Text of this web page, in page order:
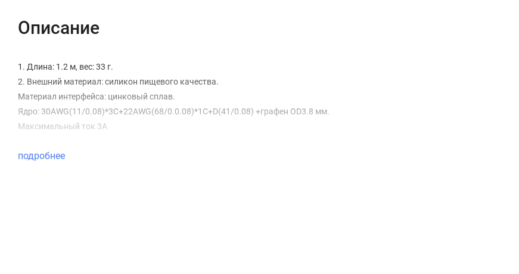
Описание
1. Длина: 1.2 м, вес: 33 г.
2. Внешний материал: силикон пищевого качества.
Материал интерфейса: цинковый сплав.
Ядро: 30AWG(11/0.08)*3C+22AWG(68/0.0.08)*1C+D(41/0.08) +графен OD3.8 мм.
Максимальный ток 3A
подробнее